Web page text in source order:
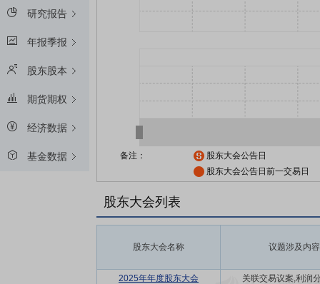
研究报告
年报季报
股东股本
期货期权
经济数据
基金数据 备注：
股东大会公告日
股东大会公告日前一交易日
股东大会列表
股东大会名称 议题涉及内容
2025年年度股东大会
关联交易议案,利润